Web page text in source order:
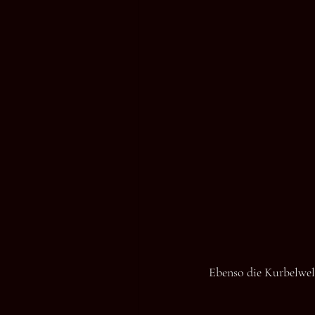
Ebenso die